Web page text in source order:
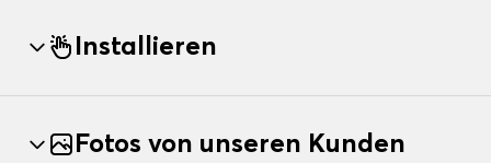
Installieren
Fotos von unseren Kunden